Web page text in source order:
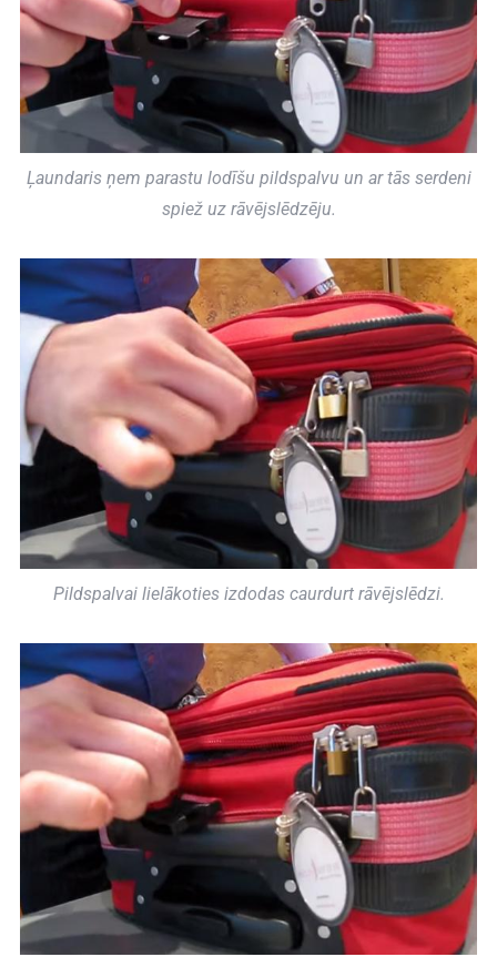
Ļaundaris ņem parastu lodīšu pildspalvu un ar tās serdeni
spiež uz rāvējslēdzēju.
Pildspalvai lielākoties izdodas caurdurt rāvējslēdzi.